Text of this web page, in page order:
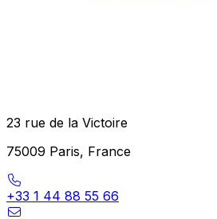
23 rue de la Victoire
75009 Paris, France
+33 1 44 88 55 66